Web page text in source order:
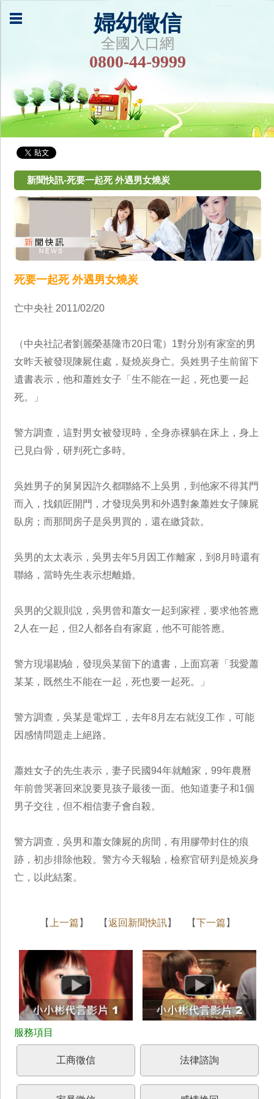
婦幼徵信
全國入口網
0800-44-9999
新聞快訊-死要一起死 外遇男女燒炭
死要一起死 外遇男女燒炭
亡中央社 2011/02/20
（中央社記者劉麗榮基隆市20日電）1對分別有家室的男
女昨天被發現陳屍住處，疑燒炭身亡。吳姓男子生前留下
遺書表示，他和蕭姓女子「生不能在一起，死也要一起
死。」
警方調查，這對男女被發現時，全身赤裸躺在床上，身上
已見白骨，研判死亡多時。
吳姓男子的舅舅因許久都聯絡不上吳男，到他家不得其門
而入，找鎖匠開門，才發現吳男和外遇對象蕭姓女子陳屍
臥房；而那間房子是吳男買的，還在繳貸款。
吳男的太太表示，吳男去年5月因工作離家，到8月時還有
聯絡，當時先生表示想離婚。
吳男的父親則說，吳男曾和蕭女一起到家裡，要求他答應
2人在一起，但2人都各自有家庭，他不可能答應。
警方現場勘驗，發現吳某留下的遺書，上面寫著「我愛蕭
某某，既然生不能在一起，死也要一起死。」
警方調查，吳某是電焊工，去年8月左右就沒工作，可能
因感情問題走上絕路。
蕭姓女子的先生表示，妻子民國94年就離家，99年農曆
年前曾哭著回來說要見孩子最後一面。他知道妻子和1個
男子交往，但不相信妻子會自殺。
警方調查，吳男和蕭女陳屍的房間，有用膠帶封住的痕
跡，初步排除他殺。警方今天報驗，檢察官研判是燒炭身
亡，以此結案。
【 上一篇 】 【返回新聞快訊】 【下一篇 】
工商徵信 法律諮詢